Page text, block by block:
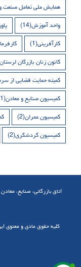
همایش ملی تعامل صنعت
واحد آموزش(14)
کارآفرینی(1)
کانون زنان بازرگان لرستان
کمیته حمایت قضایی از
کمیسیون صنایع و معادن(1)
کمیسیون عمران(2)
کمیسیون گردشگری(2)
اتاق بازرگانی، صنایع،
کلیه حقوق مادی و معنوی